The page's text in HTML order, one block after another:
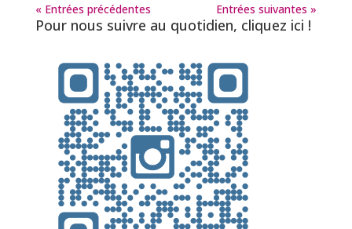
« Entrées précédentes Entrées suivantes »
Pour nous suivre au quotidien, cliquez ici !